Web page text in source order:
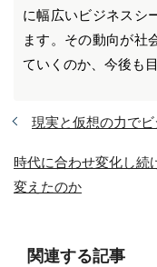
に幅広いビジネスシ
ます。その動向が社
ていくのか、今後も
現実と仮想の力で
時代に合わせ変化し続
変えたのか
関連する記事